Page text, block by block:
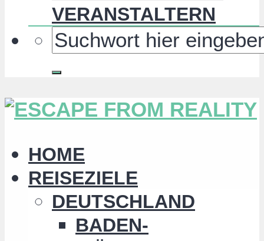
VERANSTALTERN
HOME
REISEZIELE
DEUTSCHLAND
BADEN-